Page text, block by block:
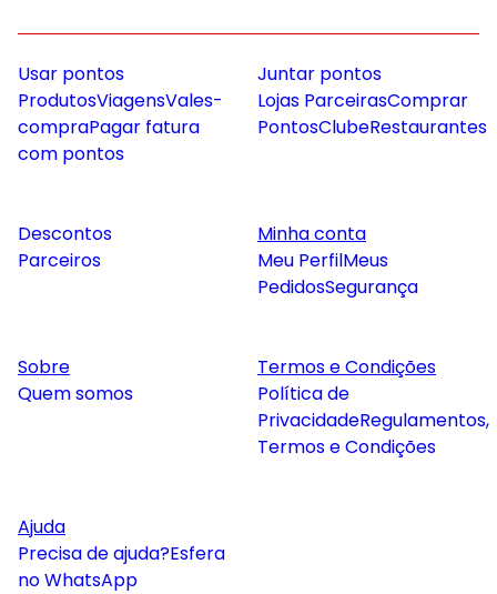
Usar pontos
ProdutosViagensVales-
compraPagar fatura
com pontos
Juntar pontos
Lojas ParceirasComprar
PontosClubeRestaurantes
Descontos
Parceiros
Minha conta
Meu PerfilMeus
PedidosSegurança
Sobre
Quem somos
Termos e Condições
Política de
PrivacidadeRegulamentos,
Termos e Condições
Ajuda
Precisa de ajuda?Esfera
no WhatsApp